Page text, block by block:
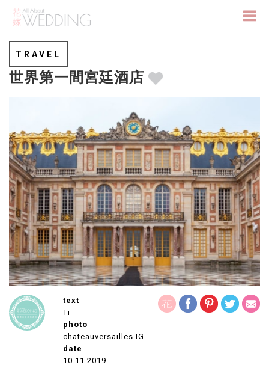
TRAVEL
世界第一間宮廷酒店
text
Ti
photo
chateauversailles IG
date
10.11.2019